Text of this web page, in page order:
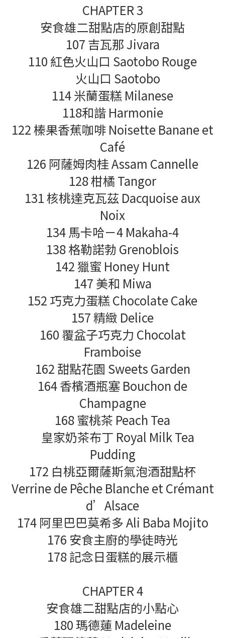
CHAPTER 3
安食雄二甜點店的原創甜點
107 吉瓦那 Jivara
110 紅色火山口 Saotobo Rouge
火山口 Saotobo
114 米蘭蛋糕 Milanese
118和諧 Harmonie
122 榛果香蕉咖啡 Noisette Banane et
Café
126 阿薩姆肉桂 Assam Cannelle
128 柑橘 Tangor
131 核桃達克瓦茲 Dacquoise aux
Noix
134 馬卡哈－4 Makaha-4
138 格勒諾勃 Grenoblois
142 獵蜜 Honey Hunt
147 美和 Miwa
152 巧克力蛋糕 Chocolate Cake
157 精緻 Delice
160 覆盆子巧克力 Chocolat
Framboise
162 甜點花園 Sweets Garden
164 香檳酒瓶塞 Bouchon de
Champagne
168 蜜桃茶 Peach Tea
皇家奶茶布丁 Royal Milk Tea
Pudding
172 白桃亞爾薩斯氣泡酒甜點杯
Verrine de Pêche Blanche et Crémant
d’Alsace
174 阿里巴巴莫希多 Ali Baba Mojito
176 安食主廚的學徒時光
178 記念日蛋糕的展示櫃
CHAPTER 4
安食雄二甜點店的小點心
180 瑪德蓮 Madeleine